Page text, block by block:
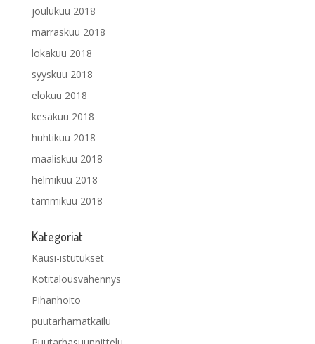
joulukuu 2018
marraskuu 2018
lokakuu 2018
syyskuu 2018
elokuu 2018
kesäkuu 2018
huhtikuu 2018
maaliskuu 2018
helmikuu 2018
tammikuu 2018
Kategoriat
Kausi-istutukset
Kotitalousvähennys
Pihanhoito
puutarhamatkailu